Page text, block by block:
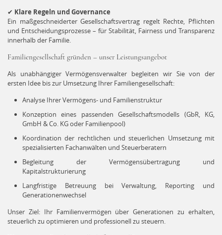
✔ Klare Regeln und Governance
Ein maßgeschneiderter Gesellschaftsvertrag regelt Rechte, Pflichten
und Entscheidungsprozesse – für Stabilität, Fairness und Transparenz
innerhalb der Familie.
Familiengesellschaft gründen – unser Leistungsangebot
Als unabhängiger Vermögensverwalter begleiten wir Sie von der
ersten Idee bis zur Umsetzung Ihrer Familiengesellschaft:
Analyse Ihrer Vermögens- und Familienstruktur
Konzeption eines passenden Gesellschaftsmodells (GbR, KG,
GmbH & Co. KG oder Familienpool)
Koordination der rechtlichen und steuerlichen Umsetzung mit
spezialisierten Fachanwälten und Steuerberatern
Begleitung der Vermögensübertragung und
Kapitalstrukturierung
Langfristige Betreuung bei Verwaltung, Reporting und
Generationenwechsel
Unser Ziel: Ihr Familienvermögen über Generationen zu erhalten,
steuerlich zu optimieren und professionell zu steuern.